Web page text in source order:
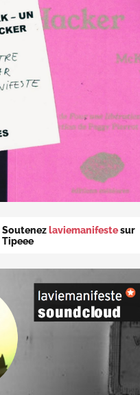
Soutenez laviemanifestesur
Tipeee